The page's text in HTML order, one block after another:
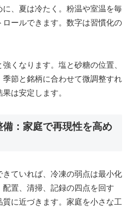
、夏は冷たく。粉温や室温を毎
ロールできます。数字は習慣化の
くなります。塩と砂糖の位置、
節と銘柄に合わせて微調整すれ
は安定します。
：家庭で再現性を高め
きていれば、冷凍の弱点は最小化
置、清掃、記録の四点を回す
に近づきます。家庭を小さな工